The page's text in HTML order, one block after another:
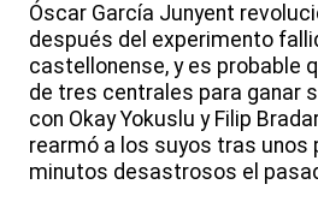
Óscar García Junyent
después del experimento
castellonense, y es probable
de tres centrales para ganar
con Okay Yokuslu y Filip
rearmó a los suyos tras unos
minutos desastrosos el